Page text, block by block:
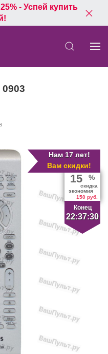
- Успей купить
Нам 17 лет!
Вам скидки!
Конец
22:37:30
15 %
скидка
экономия
150 руб.